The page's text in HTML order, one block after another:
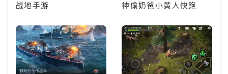
战地手游 神偷奶爸小黄人快跑